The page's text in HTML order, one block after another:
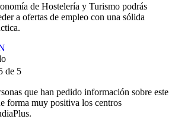
de Hostelería y Turismo podrás
a ofertas de empleo con una sólida
de 5
que han pedido información sobre este
forma muy positiva los centros